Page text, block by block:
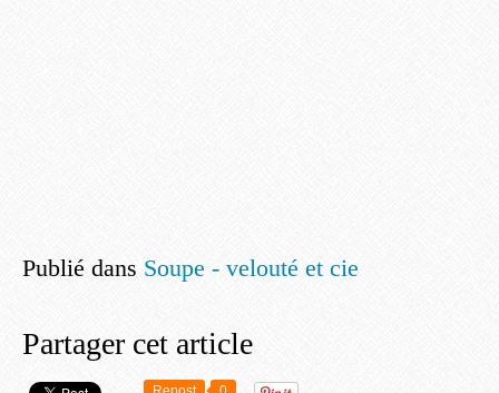
Publié dans Soupe - velouté et cie
Partager cet article